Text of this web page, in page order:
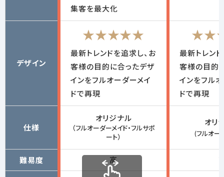
集客を最大化
デザイン
★★★★★
最新トレンドを追求し、お
客様の目的に合ったデザ
インをフルオーダーメイ
ドで再現
最新トレン
客様の目的
インをフル
ドで再現
仕様
オリジナル
（フルオーダーメイド・フルサポ
ート）
オリ
(フルオー
難易度 高